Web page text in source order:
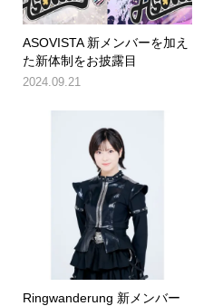
ASOVISTA 新メンバーを加え
た新体制をお披露目
2024.09.21
Ringwanderung 新メンバー